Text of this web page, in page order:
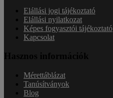
Elállási jogi tájékoztató
Elállási nyilatkozat
Képes fogyasztói tájékoztató
Kapcsolat
Hasznos információk
Mérettáblázat
Tanúsítványok
Blog